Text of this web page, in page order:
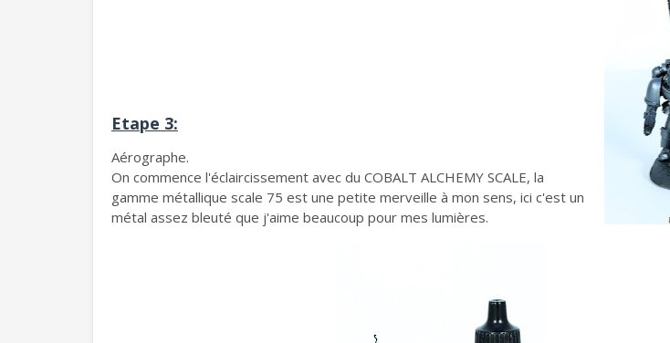
Etape 3:
Aérographe.
On commence l'éclaircissement avec du COBALT ALCHEMY SCALE, la
gamme métallique scale 75 est une petite merveille à mon sens, ici c'est un
métal assez bleuté que j'aime beaucoup pour mes lumières.